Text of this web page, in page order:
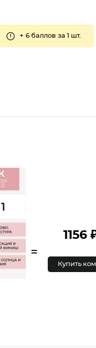
+ 6 баллов за 1 шт.
=
1156
Купить